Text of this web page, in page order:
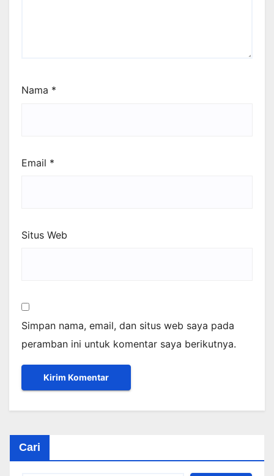
Nama *
Email *
Situs Web
Simpan nama, email, dan situs web saya pada
peramban ini untuk komentar saya berikutnya.
Cari